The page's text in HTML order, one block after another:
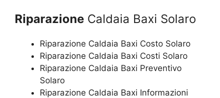
Riparazione Caldaia Baxi Solaro
Riparazione Caldaia Baxi Costo Solaro
Riparazione Caldaia Baxi Costi Solaro
Riparazione Caldaia Baxi Preventivo
Solaro
Riparazione Caldaia Baxi Informazioni